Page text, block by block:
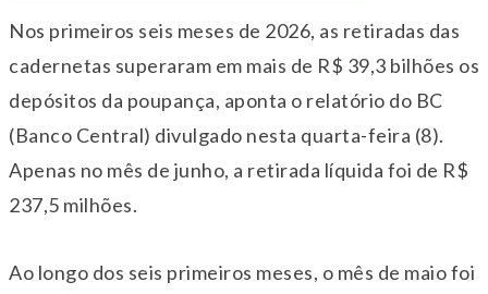
Nos primeiros seis meses de 2026, as retiradas das
cadernetas superaram em mais de R$ 39,3 bilhões os
depósitos da poupança, aponta o relatório do BC
(Banco Central) divulgado nesta quarta-feira (8).
Apenas no mês de junho, a retirada líquida foi de R$
237,5 milhões.
Ao longo dos seis primeiros meses, o mês de maio foi